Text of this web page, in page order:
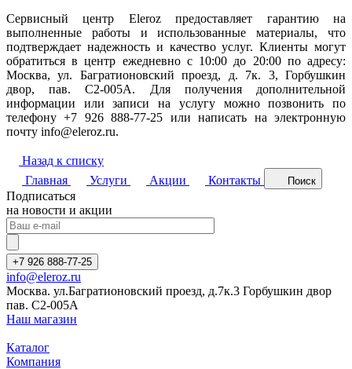
Сервисный центр Eleroz предоставляет гарантию на
выполненные работы и использованные материалы, что
подтверждает надежность и качество услуг. Клиенты могут
обратиться в центр ежедневно с 10:00 до 20:00 по адресу:
Москва, ул. Багратионовский проезд, д. 7к. 3, Горбушкин
двор, пав. C2-005A. Для получения дополнительной
информации или записи на услугу можно позвонить по
телефону +7 926 888-77-25 или написать на электронную
почту info@eleroz.ru.
Назад к списку
Главная
Услуги Акции Контакты Поиск
Подписаться
на новости и акции
+7 926 888-77-25
info@eleroz.ru
Москва. ул.Багратионовский проезд, д.7к.3 Горбушкин двор
пав. C2-005A
Наш магазин
Каталог
Компания